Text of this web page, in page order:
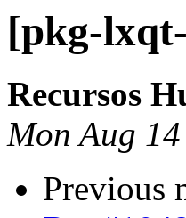
[pkg-
Recursos
Mon Aug
Previous